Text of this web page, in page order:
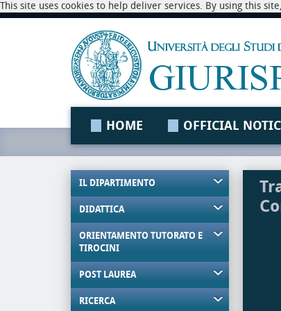
This site uses cookies to help deliver services. By using this
HOME OFFICIAL
IL DIPARTIMENTO
DIDATTICA
ORIENTAMENTO TUTORATO E
TIROCINI
POST LAUREA
RICERCA